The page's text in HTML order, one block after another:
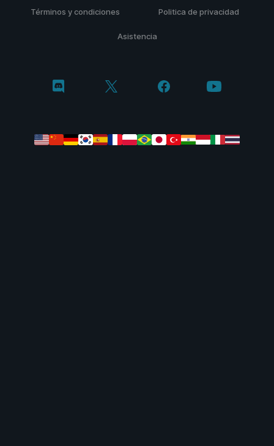
Términos y condiciones Politica de privacidad
Asistencia